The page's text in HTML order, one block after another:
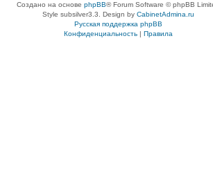
Создано на основе phpBB® Forum Software © phpBB
Style subsilver3.3. Design by CabinetAdmina.ru
Русская поддержка phpBB
Конфиденциальность| Правила